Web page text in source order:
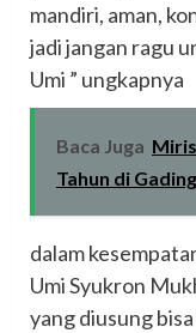
mandiri, aman,
jadi jangan ragu
Umi ” ungkapnya
Baca Juga
Tahun di
dalam
Umi Syukron
yang diusung